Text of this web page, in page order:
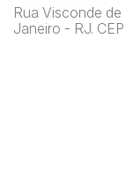
Rua Visconde
Janeiro - RJ.